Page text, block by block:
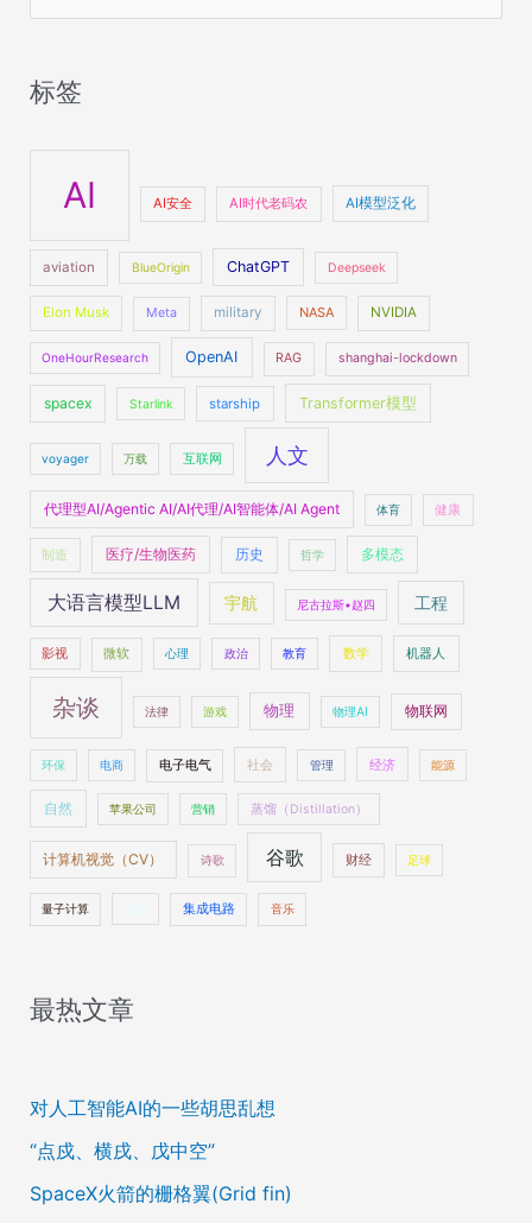
索
标签
AI AI安全 AI时代老码农 AI模型泛化
aviation BlueOrigin ChatGPT Deepseek
Elon Musk Meta military NASA NVIDIA
OneHourResearch OpenAI RAG shanghai-lockdown
spacex Starlink starship Transformer模型
voyager 万载 互联网 人文
代理型AI/Agentic AI/AI代理/AI智能体/AI Agent 体育 健康
制造 医疗/生物医药 历史 哲学 多模态
大语言模型LLM 宇航 尼古拉斯•赵四 工程
影视 微软 心理 政治 教育 数学 机器人
杂谈 法律 游戏 物理 物理AI 物联网
环保 电商 电子电气 社会 管理 经济 能源
自然 苹果公司 营销 蒸馏（Distillation）
计算机视觉（CV） 诗歌 谷歌 财经 足球
量子计算 集成电路 音乐
最热文章
对人工智能AI的一些胡思乱想
“点戍、横戌、戊中空”
SpaceX火箭的栅格翼(Grid fin)